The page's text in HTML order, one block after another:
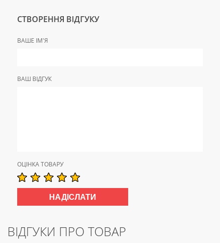
СТВОРЕННЯ ВІДГУКУ
ВАШЕ ІМ'Я
ВАШ ВІДГУК
ОЦІНКА ТОВАРУ
ВІДГУКИ ПРО ТОВАР